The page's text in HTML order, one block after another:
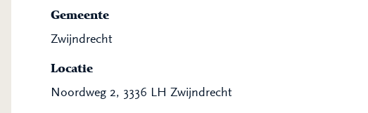
Gemeente
Zwijndrecht
Locatie
Noordweg 2, 3336 LH Zwijndrecht